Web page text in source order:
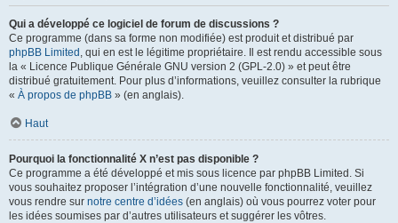
Qui a développé ce logiciel de forum de discussions ?
Ce programme (dans sa forme non modifiée) est produit et distribué par
phpBB Limited , qui en est le légitime propriétaire. Il est rendu accessible sous
la « Licence Publique Générale GNU version 2 (GPL-2.0) » et peut être
distribué gratuitement. Pour plus d’informations, veuillez consulter la rubrique
« À propos de phpBB » (en anglais).
Haut
Pourquoi la fonctionnalité X n’est pas disponible ?
Ce programme a été développé et mis sous licence par phpBB Limited. Si
vous souhaitez proposer l’intégration d’une nouvelle fonctionnalité, veuillez
vous rendre sur notre centre d’idées (en anglais) où vous pourrez voter pour
les idées soumises par d’autres utilisateurs et suggérer les vôtres.